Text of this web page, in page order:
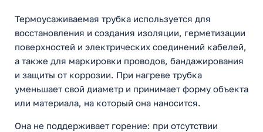
Термоусаживаемая трубка используется для
восстановления и создания изоляции, герметизации
поверхностей и электрических соединений кабелей,
а также для маркировки проводов, бандажирования
и защиты от коррозии. При нагреве трубка
уменьшает свой диаметр и принимает форму объекта
или материала, на который она наносится.
Она не поддерживает горение: при отсутствии